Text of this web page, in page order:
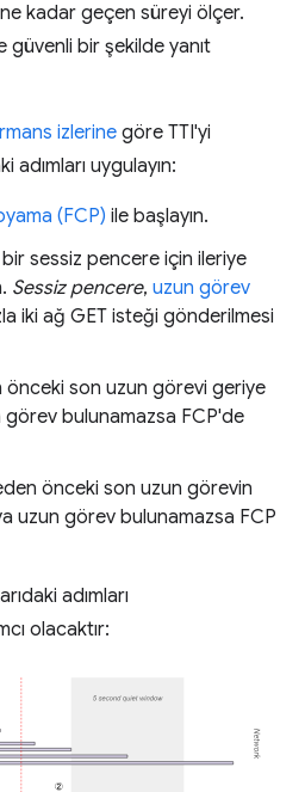
kadar geçen süreyi ölçer.
güvenli bir şekilde yanıt
izlerine göre TTI'yi
adımları uygulayın:
(FCP) ile başlayın.
sessiz pencere için ileriye
Sessiz pencere, uzun görev
iki ağ GET isteği gönderilmesi
önceki son uzun görevi geriye
görev bulunamazsa FCP'de
önceki son uzun görevin
uzun görev bulunamazsa FCP
adımları
olacaktır: